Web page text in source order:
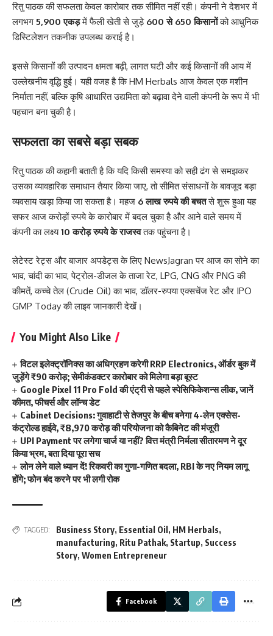
रितु पाठक की सफलता केवल कारोबार तक सीमित नहीं रही। कंपनी ने देशभर में
लगभग 5,900 एकड़में फैली खेती से जुड़े 600 से 650 किसानोंको आधुनिक
डिस्टिलेशन तकनीक उपलब्ध कराई है।
इससे किसानों की उत्पादन क्षमता बढ़ी, लागत घटी और कई किसानों की आय में
उल्लेखनीय वृद्धि हुई। यही वजह है कि HM Herbals आज केवल एक मशीन
निर्माता नहीं, बल्कि कृषि आधारित उद्यमिता को बढ़ावा देने वाली कंपनी के रूप में भी
पहचान बना चुकी है।
सफलता का सबसे बड़ा सबक
रितु पाठक की कहानी बताती है कि यदि किसी समस्या को सही ढंग से समझकर
उसका व्यावहारिक समाधान तैयार किया जाए, तो सीमित संसाधनों के बावजूद बड़ा
व्यवसाय खड़ा किया जा सकता है। महज 6 लाख रुपये की बचतसे शुरू हुआ यह
सफर आज करोड़ों रुपये के कारोबार में बदल चुका है और आने वाले समय में
कंपनी का लक्ष्य10 करोड़ रुपये के राजस्वतक पहुंचना है।
लेटेस्ट रेट्स और बाजार अपडेट्स के लिए NewsJagran पर आज कासोने का
भाव,चांदी का भाव,पेट्रोल-डीजल के ताजा रेट, LPG, CNG और PNG की
कीमतें,कच्चे तेल (Crude Oil) का भाव,डॉलर-रुपया एक्सचेंज रेट और IPO
GMP Todayकी लाइव जानकारी देखें।
You Might Also Like
विटल इलेक्ट्रॉनिक्स का अधिग्रहण करेगी RRP Electronics, ऑर्डर बुक में
जुड़ेंगे ₹90 करोड़; सेमीकंडक्टर कारोबार को मिलेगा बड़ा बूस्ट
Google Pixel 11 Pro Fold की एंट्री से पहले स्पेसिफिकेशन्स लीक, जानें
कीमत, फीचर्स और लॉन्च डेट
Cabinet Decisions: गुवाहाटी से तेजपुर के बीच बनेगा 4-लेन एक्सेस-
कंट्रोल्ड हाईवे, ₹8,970 करोड़ की परियोजना को कैबिनेट की मंजूरी
UPI Payment पर लगेगा चार्ज या नहीं? वित्त मंत्री निर्मला सीतारमण ने दूर
किया भ्रम, बता दिया पूरा सच
लोन लेने वाले ध्यान दें! रिकवरी का गुणा-गणित बदला, RBI के नए नियम लागू
होंगे; फोन बंद करने पर भी लगी रोक
TAGGED: Business Story, Essential Oil , HM Herbals,
manufacturing, Ritu Pathak, Startup, Success
Story, Women Entrepreneur
Facebook